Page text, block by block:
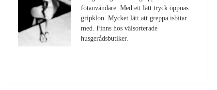
fotanvändare. Med ett lätt tryck öppnas
gripklon. Mycket lätt att greppa isbitar
med. Finns hos välsorterade
husgerådsbutiker.